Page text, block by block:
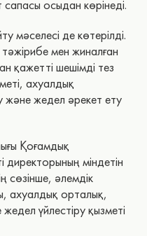
осыдан көрінеді.
мәселесі де көтерілді.
мен жиналған
қажетті шешімді тез
ахуалдық
жедел әрекет ету
Қоғамдық
міндетін
сөзінше, әлемдік
ахуалдық орталық,
үйлестіру қызметі